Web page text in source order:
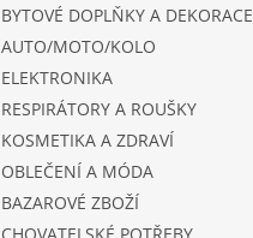
BYTOVÉ DOPLŇKY A DEKORACE
AUTO/MOTO/KOLO
ELEKTRONIKA
RESPIRÁTORY A ROUŠKY
KOSMETIKA A ZDRAVÍ
OBLEČENÍ A MÓDA
BAZAROVÉ ZBOŽÍ